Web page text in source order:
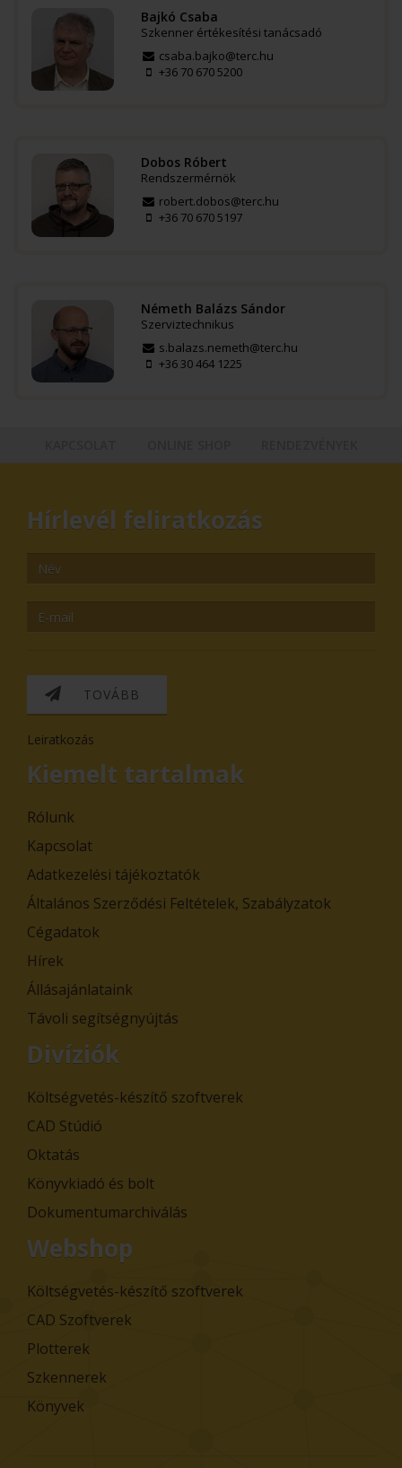
Bajkó Csaba
Szkenner értékesítési tanácsadó
csaba.bajko@terc.hu
+36 70 670 5200
Dobos Róbert
Rendszermérnök
robert.dobos@terc.hu
+36 70 670 5197
Németh Balázs Sándor
Szerviztechnikus
s.balazs.nemeth@terc.hu
+36 30 464 1225
Hírlevél feliratkozás
TOVÁBB
Leiratkozás
Kiemelt tartalmak
Rólunk
Kapcsolat
Adatkezelési tájékoztatók
Általános Szerződési Feltételek, Szabályzatok
Cégadatok
Hírek
Állásajánlataink
Távoli segítségnyújtás
Divíziók
Költségvetés-készítő szoftverek
CAD Stúdió
Oktatás
Könyvkiadó és bolt
Dokumentumarchiválás
Webshop
Költségvetés-készítő szoftverek
CAD Szoftverek
Plotterek
Szkennerek
Könyvek